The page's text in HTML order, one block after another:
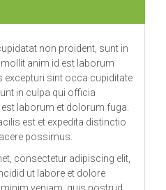
non proident, sunt in
anim id est laborum
excepturi sint occa cupiditate
in culpa qui officia
laborum et dolorum fuga.
est et expedita distinctio
possimus.
consectetur adipiscing elit,
ut labore et dolore